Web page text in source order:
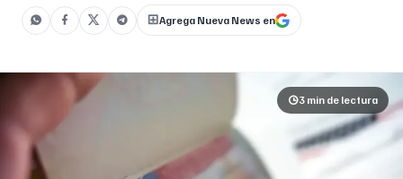
Agrega Nueva News en
3 min de lectura